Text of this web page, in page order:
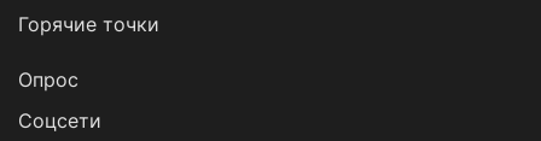
Горячие точки
Опрос
Cоцсети